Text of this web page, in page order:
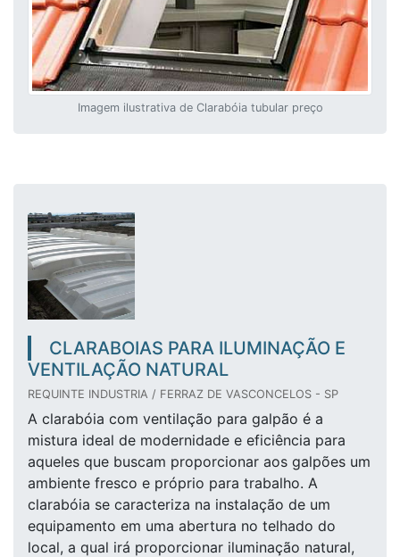
Imagem ilustrativa de Clarabóia tubular preço
CLARABOIAS PARA ILUMINAÇÃO E
VENTILAÇÃO NATURAL
REQUINTE INDUSTRIA / FERRAZ DE VASCONCELOS - SP
A clarabóia com ventilação para galpão é a
mistura ideal de modernidade e eficiência para
aqueles que buscam proporcionar aos galpões um
ambiente fresco e próprio para trabalho. A
clarabóia se caracteriza na instalação de um
equipamento em uma abertura no telhado do
local, a qual irá proporcionar iluminação natural,